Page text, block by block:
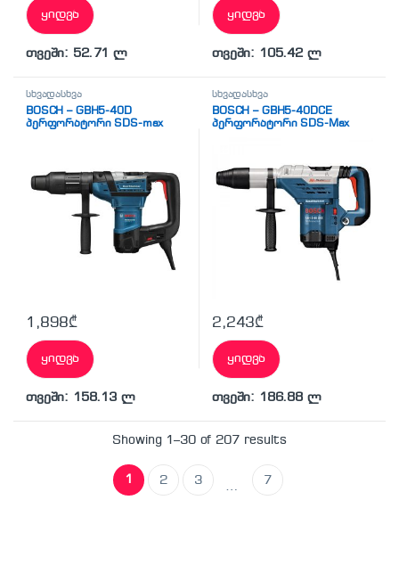
ყიდვა
თვეში: 52.71 ლ
ყიდვა
თვეში: 105.42 ლ
სხვადასხვა
BOSCH – GBH5-40D
პერფორატორი SDS-max
1,898₾
ყიდვა
თვეში: 158.13 ლ
სხვადასხვა
BOSCH – GBH5-40DCE
პერფორატორი SDS-Max
2,243₾
ყიდვა
თვეში: 186.88 ლ
Showing 1–30 of 207 results
1 2 3
…
7